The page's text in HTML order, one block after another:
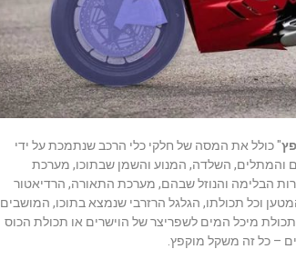
" כולל את המסה של חלקי כלי הרכב שנתמכת על ידי
והמתלים, השלדה, המנוע והשמן שבתוכו, מערכת
הבלימה והנוזל שבהם, מערכת התאורה, הרדיאטור
וכל תכולתו, הגלגל הרזרבי שנמצא בתוכו, המושבים
מיכל המים לשפריצר של הוישרים או תכולת הכוס
– כל זה משקל מוקפץ.